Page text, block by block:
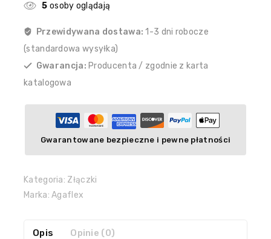
5 osoby oglądają
Przewidywana dostawa: 1-3 dni robocze
(standardowa wysyłka)
Gwarancja: Producenta / zgodnie z karta
katalogowa
Gwarantowane bezpieczne i pewne płatności
Kategoria: Złączki
Marka:Agaflex
Opis Opinie (0)